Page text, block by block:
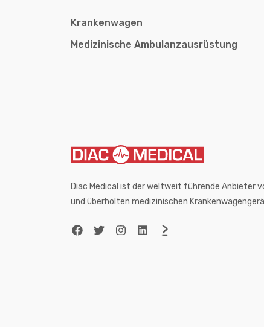
Diac Medical ist der weltweit führende Anbieter
und überholten medizinischen
Krankenwagen
Medizinische Ambulanzausrüstung